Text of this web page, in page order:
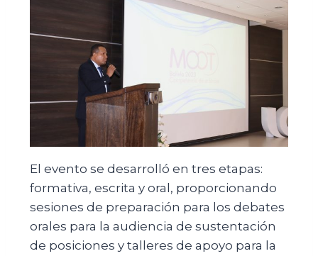
El evento se desarrolló en tres etapas:
formativa, escrita y oral, proporcionando
sesiones de preparación para los debates
orales para la audiencia de sustentación
de posiciones y talleres de apoyo para la